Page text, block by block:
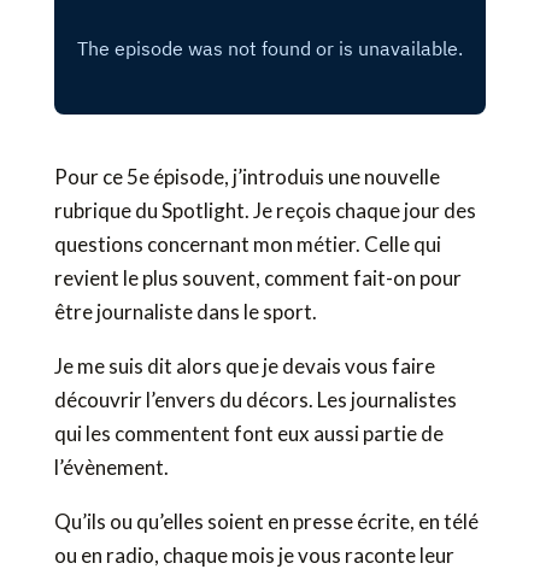
Pour ce 5e épisode, j’introduis une nouvelle
rubrique du Spotlight. Je reçois chaque jour des
questions concernant mon métier. Celle qui
revient le plus souvent, comment fait-on pour
être journaliste dans le sport.
Je me suis dit alors que je devais vous faire
découvrir l’envers du décors. Les journalistes
qui les commentent font eux aussi partie de
l’évènement.
Qu’ils ou qu’elles soient en presse écrite, en télé
ou en radio, chaque mois je vous raconte leur